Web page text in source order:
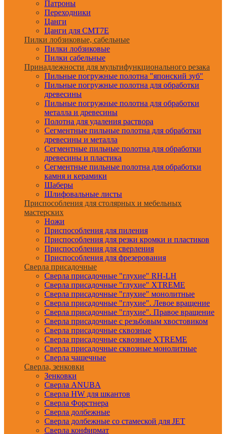
Патроны
Переходники
Цанги
Цанги для CMT7E
Пилки лобзиковые, сабельные
Пилки лобзиковые
Пилки сабельные
Принадлежности для мультифункционального резака
Пильные погружные полотна "японский зуб"
Пильные погружные полотна для обработки
древесины
Пильные погружные полотна для обработки
металла и древесины
Полотна для удаления раствора
Сегментные пильные полотна для обработки
древесины и металла
Сегментные пильные полотна для обработки
древесины и пластика
Сегментные пильные полотна для обработки
камня и керамики
Шаберы
Шлифовальные листы
Приспособления для столярных и мебельных
мастерских
Ножи
Приспособления для пиления
Приспособления для резки кромки и пластиков
Приспособления для сверления
Приспособления для фрезерования
Сверла присадочные
Сверла присадочные "глухие" RH-LH
Сверла присадочные "глухие" XTREME
Сверла присадочные "глухие" монолитные
Сверла присадочные "глухие". Левое вращение
Сверла присадочные "глухие". Правое вращение
Сверла присадочные с резьбовым хвостовиком
Сверла присадочные сквозные
Сверла присадочные сквозные XTREME
Сверла присадочные сквозные монолитные
Сверла чашечные
Сверла, зенковки
Зенковки
Сверла ANUBA
Сверла HW для шкантов
Сверла Форстнера
Сверла долбежные
Сверла долбежные со стамеской для JET
Сверла конфирмат